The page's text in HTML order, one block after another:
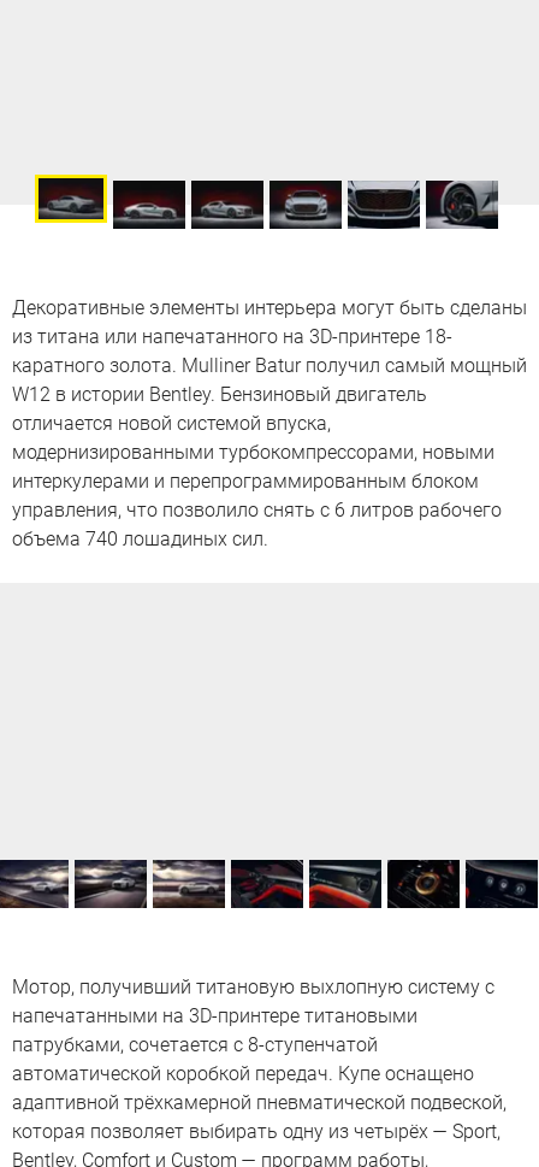
Декоративные элементы интерьера могут быть сделаны
из титана или напечатанного на 3D-принтере 18-
каратного золота. Mulliner Batur получил самый мощный
W12 в истории Bentley. Бензиновый двигатель
отличается новой системой впуска,
модернизированными турбокомпрессорами, новыми
интеркулерами и перепрограммированным блоком
управления, что позволило снять с 6 литров рабочего
объема 740 лошадиных сил.
Мотор, получивший титановую выхлопную систему с
напечатанными на 3D-принтере титановыми
патрубками, сочетается с 8-ступенчатой
автоматической коробкой передач. Купе оснащено
адаптивной трёхкамерной пневматической подвеской,
которая позволяет выбирать одну из четырёх — Sport,
Bentley, Comfort и Custom — программ работы,